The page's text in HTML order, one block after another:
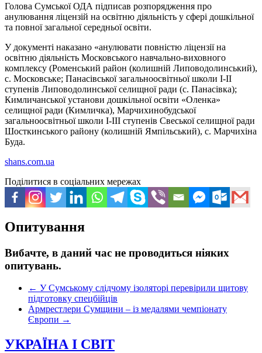
Голова Сумської ОДА підписав розпорядження про
анулювання ліцензій на освітню діяльність у сфері дошкільної
та повної загальної середньої освіти.
У документі наказано «анулювати повністю ліцензії на
освітню діяльність Московського навчально-виховного
комплексу (Роменський район (колишній Липоводолинський),
с. Московське; Панасівської загальноосвітньої школи І-ІІ
ступенів Липоводолинської селищної ради (с. Панасівка);
Кимличанської установи дошкільної освіти «Оленка»
селищної ради (Кимличка), Марчихинобудської
загальноосвітньої школи І-ІІІ ступенів Свеської селищної ради
Шосткинського району (колишній Ямпільський), с. Марчихіна
Буда.
shans.com.ua
Поділитися в соціальних мережах
Опитування
Вибачте, в даний час не проводиться ніяких
опитувань.
← У Сумському слідчому ізоляторі перевірили щитову
підготовку спецбійців
Армрестлери Сумщини – із медалями чемпіонату
Європи →
УКРАЇНА І СВІТ